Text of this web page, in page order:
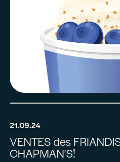
21.09.24
VENTES des
CHAPMAN'S!